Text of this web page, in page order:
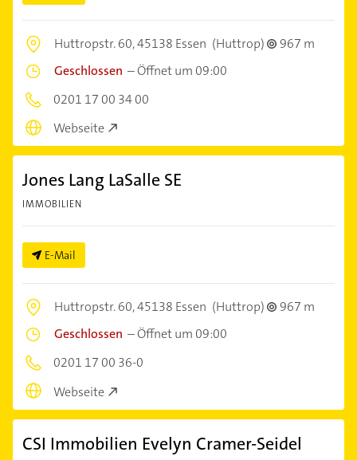
Huttropstr. 60,45138 Essen (Huttrop)
967 m
Geschlossen –Öffnet um 09:00
0201 17 00 34 00
Webseite
Jones Lang LaSalle SE
IMMOBILIEN
E-Mail
Huttropstr. 60,45138 Essen (Huttrop)
967 m
Geschlossen –Öffnet um 09:00
0201 17 00 36-0
Webseite
CSI Immobilien Evelyn Cramer-Seidel